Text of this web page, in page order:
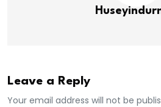
Leave a Reply
Your email address will not be